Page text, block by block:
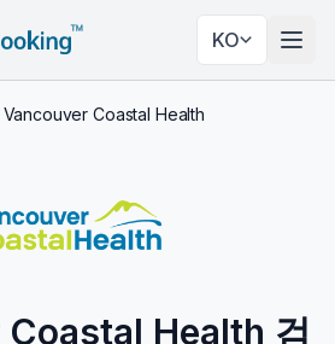
KO
네비
Vancouver Coastal Health
Health 검